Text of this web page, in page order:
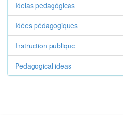
Ideias pedagógicas
Idées pédagogiques
Instruction publique
Pedagogical ideas